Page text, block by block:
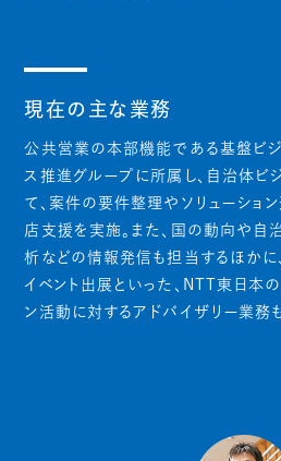
現在の主な業務
公共営業の本部機能である基盤ビ
ス推進グループに所属し、自治体ビ
て、案件の要件整理やソリューショ
店支援を実施。また、国の動向や自
析などの情報発信も担当するほかに
イベント出展といった、NTT東日本
ン活動に対するアドバイザリー業務